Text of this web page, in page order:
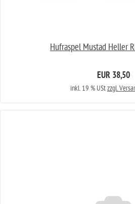
Hufraspel Mustad Heller
EUR 38,50
inkl. 19 % UStzzgl.